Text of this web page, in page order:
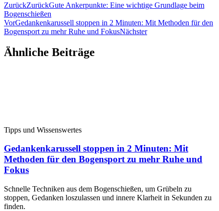
ZurückZurückGute Ankerpunkte: Eine wichtige Grundlage beim
Bogenschießen
VorGedankenkarussell stoppen in 2 Minuten: Mit Methoden für den
Bogensport zu mehr Ruhe und FokusNächster
Ähnliche Beiträge
Tipps und Wissenswertes
Gedankenkarussell stoppen in 2 Minuten: Mit
Methoden für den Bogensport zu mehr Ruhe und
Fokus
Schnelle Techniken aus dem Bogenschießen, um Grübeln zu
stoppen, Gedanken loszulassen und innere Klarheit in Sekunden zu
finden.